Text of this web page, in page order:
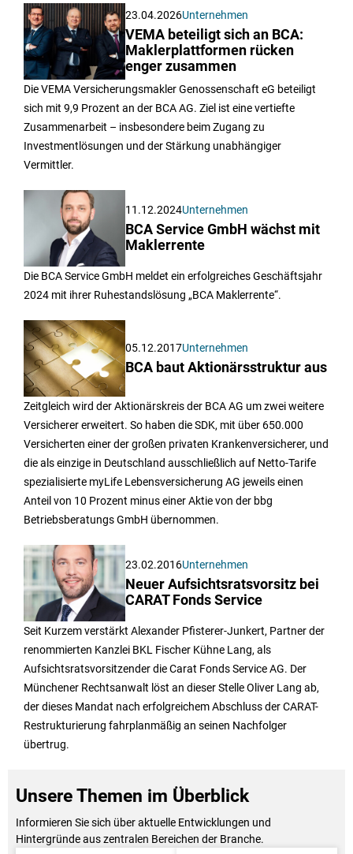
23.04.2026Unternehmen
VEMA beteiligt sich an BCA:
Maklerplattformen rücken
enger zusammen
Die VEMA Versicherungsmakler Genossenschaft eG beteiligt
sich mit 9,9 Prozent an der BCA AG. Ziel ist eine vertiefte
Zusammenarbeit – insbesondere beim Zugang zu
Investmentlösungen und der Stärkung unabhängiger
Vermittler.
11.12.2024Unternehmen
BCA Service GmbH wächst mit
Maklerrente
Die BCA Service GmbH meldet ein erfolgreiches Geschäftsjahr
2024 mit ihrer Ruhestandslösung „BCA Maklerrente“.
05.12.2017Unternehmen
BCA baut Aktionärsstruktur aus
Zeitgleich wird der Aktionärskreis der BCA AG um zwei weitere
Versicherer erweitert. So haben die SDK, mit über 650.000
Versicherten einer der großen privaten Krankenversicherer, und
die als einzige in Deutschland ausschließlich auf Netto-Tarife
spezialisierte myLife Lebensversicherung AG jeweils einen
Anteil von 10 Prozent minus einer Aktie von der bbg
Betriebsberatungs GmbH übernommen.
23.02.2016Unternehmen
Neuer Aufsichtsratsvorsitz bei
CARAT Fonds Service
Seit Kurzem verstärkt Alexander Pfisterer-Junkert, Partner der
renommierten Kanzlei BKL Fischer Kühne Lang, als
Aufsichtsratsvorsitzender die Carat Fonds Service AG. Der
Münchener Rechtsanwalt löst an dieser Stelle Oliver Lang ab,
der dieses Mandat nach erfolgreichem Abschluss der CARAT-
Restrukturierung fahrplanmäßig an seinen Nachfolger
übertrug.
Unsere Themen im Überblick
Informieren Sie sich über aktuelle Entwicklungen und
Hintergründe aus zentralen Bereichen der Branche.